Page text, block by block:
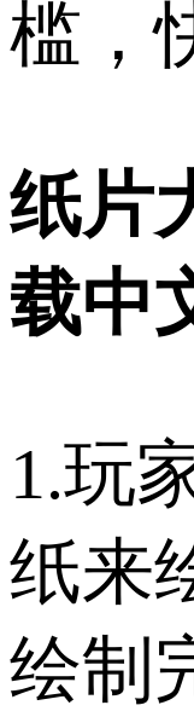
槛，
纸片
载中
1.玩
纸来
绘制